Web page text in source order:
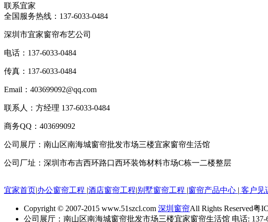
联系宜家
全国服务热线： 137-6033-0484
深圳市宜家窗帘布艺公司
电话：137-6033-0484
传真：137-6033-0484
Email：403699092@qq.com
联系人：方经理 137-6033-0484
商务QQ：403699092
公司展厅：南山区南海城窗帘批发市场三楼宜家窗帘生活馆
公司厂址：深圳市布吉西环路口西环装饰材料市场C栋一二楼整层
宜家首页|办公窗帘工程 |酒店窗帘工程|别墅窗帘工程 |窗帘产品中心 | 客户见
Copyright © 2007-2015 www.51szcl.com 深圳窗帘All Rights Reserved粤
公司展厅：南山区南海城窗帘批发市场三楼宜家窗帘生活馆 电话: 137-